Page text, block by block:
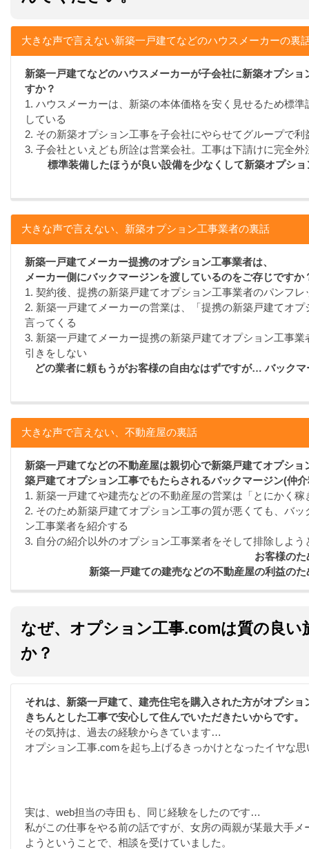
大きな声で言えない新築一戸建てなどのハウスメーカーの裏
新築一戸建てなどのハウスメーカーが子会社に新築オプシ
すか？
1. ハウスメーカーは、新築の本体価格を安く見せるため標
している
2. その新築オプション工事を子会社にやらせてグループで利
3. 子会社といえども所詮は営業会社。工事は下請けに完全外
標準装備したほうが良い設備を少なくして新築オプシ
大きな声で言えない、新築オプション工事業者の裏話
新築一戸建てメーカー提携のオプション工事業者は、
メーカー側にバックマージンを渡しているのをご存じですか
1. 契約後、提携の新築戸建てオプション工事業者のパンフ
2. 新築一戸建てメーカーの営業は、「提携の新築戸建てオ
言ってくる
3. 新築一戸建てメーカー提携の新築戸建てオプション工事
引きをしない
どの業者に頼もうがお客様の自由なはずですが… バック
大きな声で言えない、不動産屋の裏話
新築一戸建てなどの不動産屋は親切心で新築戸建てオプシ
築戸建てオプション工事でもたらされるバックマージン(仲
1. 新築一戸建てや建売などの不動産屋の営業は「とにかく
2. そのため新築戸建てオプション工事の質が悪くても、バ
ン工事業者を紹介する
3. 自分の紹介以外のオプション工事業者をそして排除しよう
お客様の
新築一戸建ての建売などの不動産屋の利益の
なぜ、オプション工事.comは質の良い
か？
それは、新築一戸建て、建売住宅を購入された方がオプシ
きちんとした工事で安心して住んでいただきたいからです。
その気持は、過去の経験からきています…
オプション工事.comを起ち上げるきっかけとなったイヤな
実は、web担当の寺田も、同じ経験をしたのです…
私がこの仕事をやる前の話ですが、女房の両親が某最大手
ようということで、相談を受けていました。